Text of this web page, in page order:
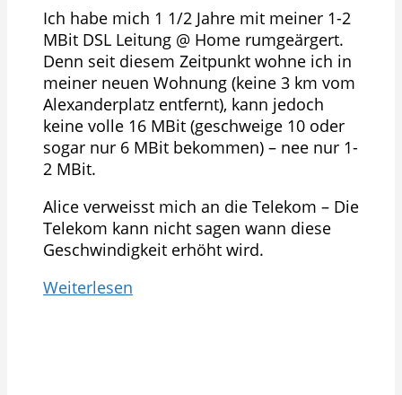
Ich habe mich 1 1/2 Jahre mit meiner 1-2
MBit DSL Leitung @ Home rumgeärgert.
Denn seit diesem Zeitpunkt wohne ich in
meiner neuen Wohnung (keine 3 km vom
Alexanderplatz entfernt), kann jedoch
keine volle 16 MBit (geschweige 10 oder
sogar nur 6 MBit bekommen) – nee nur 1-
2 MBit.
Alice verweisst mich an die Telekom – Die
Telekom kann nicht sagen wann diese
Geschwindigkeit erhöht wird.
Weiterlesen